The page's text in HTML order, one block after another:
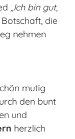
„Ich bin gut,
die
nehmen
mutig
den bunt
und
herzlich